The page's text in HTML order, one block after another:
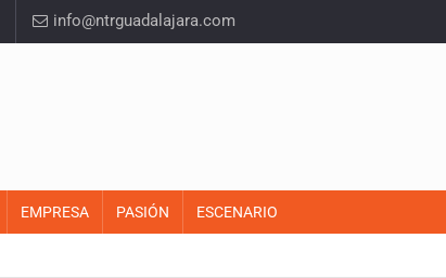
info@ntrguadalajara.com
EMPRESA PASIÓN ESCENARIO